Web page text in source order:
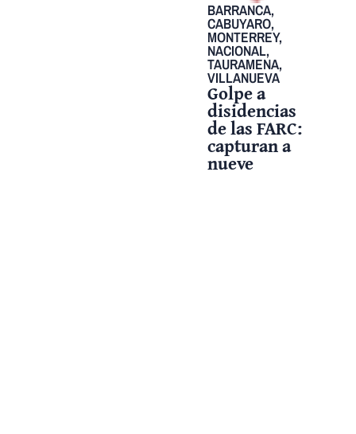
BARRANCA,
CABUYARO,
MONTERREY,
NACIONAL,
TAURAMENA,
VILLANUEVA
Golpe a
disidencias
de las FARC:
capturan a
nueve